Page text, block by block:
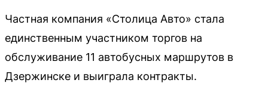
Частная компания «Столица Авто» стала
единственным участником торгов на
обслуживание 11 автобусных маршрутов в
Дзержинске и выиграла контракты.